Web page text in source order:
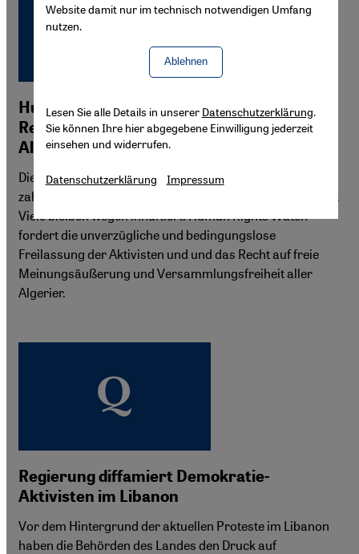
Human Rights Watch: Zunehmende
Repression von Demokratieaktivisten in
Algerien
Die algerischen Behörden haben seit September 2019
zahlreiche Aktivisten der Demokratiebewegung verhaftet.
Viele bleiben wegen inhaftiert. Human Rights Watch
fordert die unverzügliche und bedingungslose
Freilassung der Aktivisten und und das Recht auf freie
Meinungsäußerung und Versammlungsfreiheit aller
Algerier.
Regierung diffamiert Demokratie-
Aktivisten im Libanon
Vor dem Hintergrund der aktuellen Proteste im Libanon
haben die Behörden des Landes den Druck auf
Website damit nur im technisch notwendigen Umfang
nutzen.
Ablehnen
Lesen Sie alle Details in unserer Datenschutzerklärung.
Sie können Ihre hier abgegebene Einwilligung jederzeit
einsehen und widerrufen.
Datenschutzerklärung Impressum